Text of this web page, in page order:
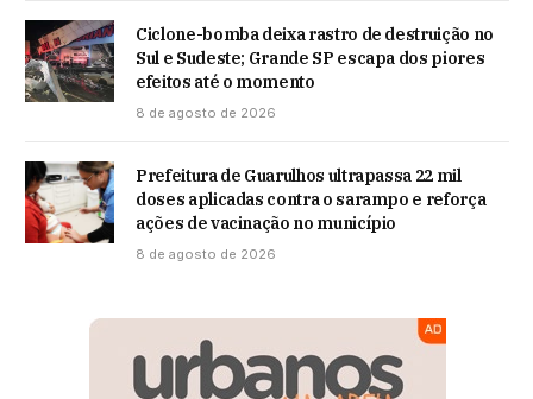
Ciclone-bomba deixa rastro de destruição no
Sul e Sudeste; Grande SP escapa dos piores
efeitos até o momento
8 de agosto de 2026
Prefeitura de Guarulhos ultrapassa 22 mil
doses aplicadas contra o sarampo e reforça
ações de vacinação no município
8 de agosto de 2026